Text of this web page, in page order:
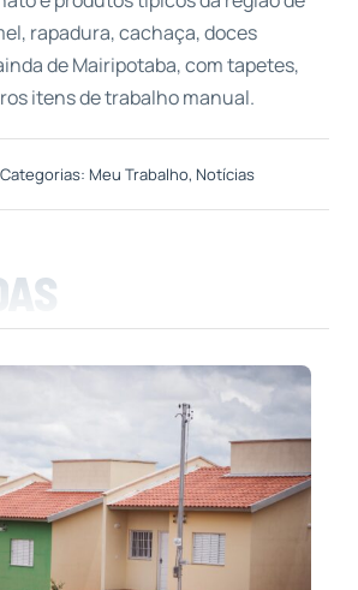
rapadura, cachaça, doces
de Mairipotaba, com tapetes,
itens de trabalho manual.
Categorias: Meu Trabalho, Notícias